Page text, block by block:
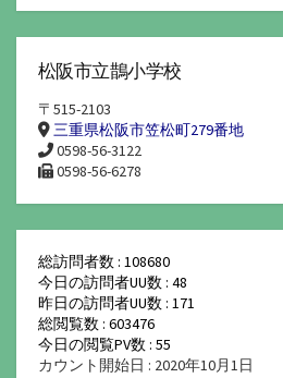
松阪市立鵲小学校
〒515-2103
三重県松阪市笠松町279番地
0598-56-3122
0598-56-6278
総訪問者数 : 108680
今日の訪問者UU数 : 48
昨日の訪問者UU数 : 171
総閲覧数 : 603476
今日の閲覧PV数 : 55
カウント開始日 : 2020年10月1日